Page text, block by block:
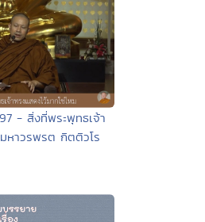
- สิ่งที่พระพุทธเจ้า
หาวรพรต กิตติวโร